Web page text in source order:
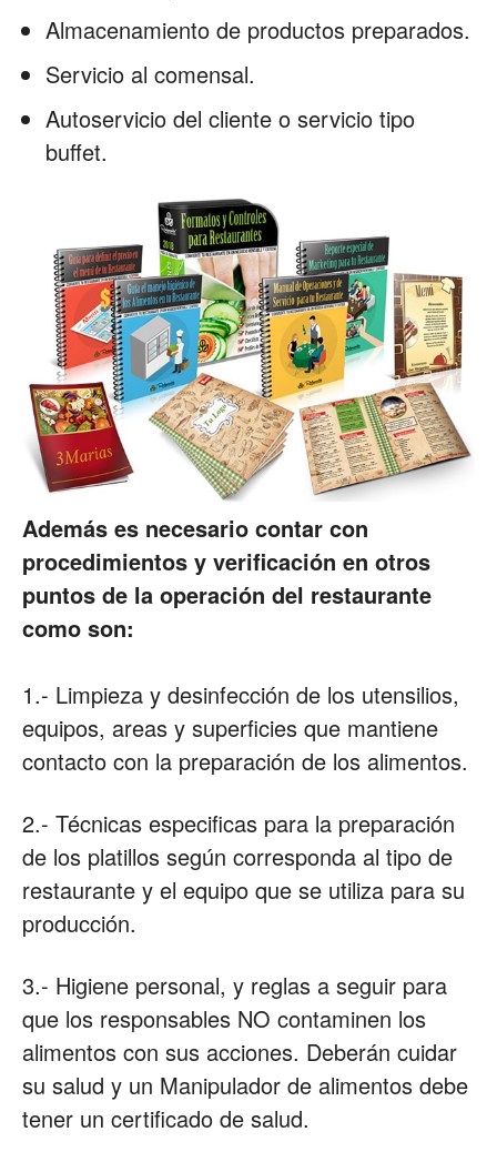
Almacenamiento de productos preparados.
Servicio al comensal.
Autoservicio del cliente o servicio tipo
buffet.
Además es necesario contar con
procedimientos y verificación en otros
puntos de la operación del restaurante
como son:
1.- Limpieza y desinfección de los utensilios,
equipos, areas y superficies que mantiene
contacto con la preparación de los alimentos.
2.- Técnicas especificas para la preparación
de los platillos según corresponda al tipo de
restaurante y el equipo que se utiliza para su
producción.
3.- Higiene personal, y reglas a seguir para
que los responsables NO contaminen los
alimentos con sus acciones. Deberán cuidar
su salud y un Manipulador de alimentos debe
tener un certificado de salud.